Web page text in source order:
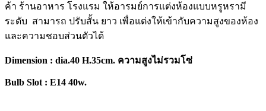
ค้า ร้านอาหาร โรงแรม ให้อารมย์การแต่งห้องแบบหรูหรามี
ระดับ สามารถ ปรับสั้น ยาว เพื่อแต่งให้เข้ากับความสูงของห้อง
และความชอบส่วนตัวได้
Dimension : dia.40 H.35cm. ความสูงไม่รวมโซ่
Bulb Slot : E14 40w.